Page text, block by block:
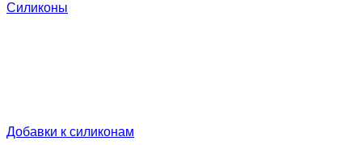
Силиконы
Добавки к силиконам